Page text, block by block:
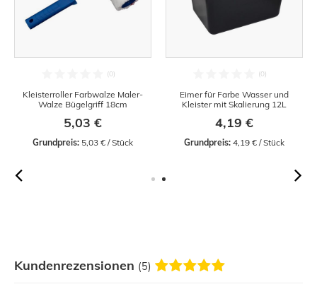
Kleisterroller Farbwalze Maler-
Walze Bügelgriff 18cm
5,03 €
Grundpreis: 5,03 € / Stück
Eimer für Farbe Wasser und
Kleister mit Skalierung 12L
4,19 €
Grundpreis: 4,19 € / Stück
Kundenrezensionen (5)